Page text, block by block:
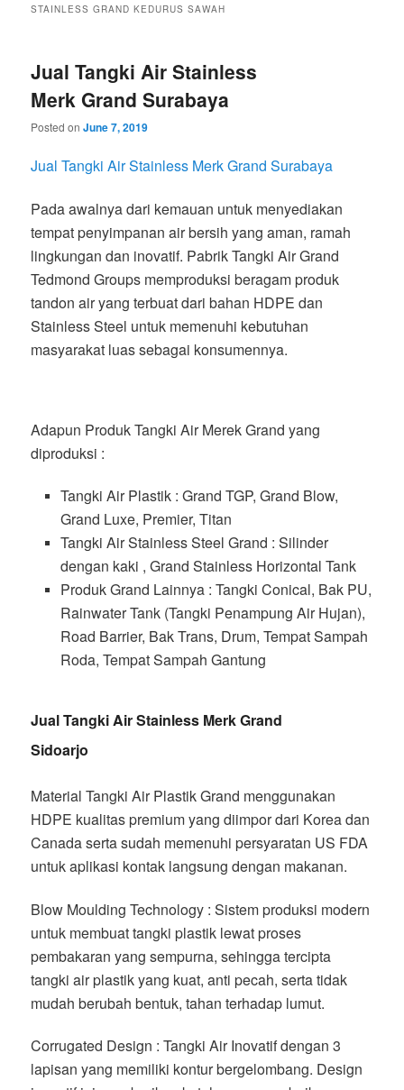
STAINLESS GRAND KEDURUS SAWAH
Jual Tangki Air Stainless
Merk Grand Surabaya
Posted onJune 7, 2019
Jual Tangki Air Stainless Merk Grand Surabaya
Pada awalnya dari kemauan untuk menyediakan
tempat penyimpanan air bersih yang aman, ramah
lingkungan dan inovatif. Pabrik Tangki Air Grand
Tedmond Groups memproduksi beragam produk
tandon air yang terbuat dari bahan HDPE dan
Stainless Steel untuk memenuhi kebutuhan
masyarakat luas sebagai konsumennya.
Adapun Produk Tangki Air Merek Grand yang
diproduksi :
Tangki Air Plastik : Grand TGP, Grand Blow,
Grand Luxe, Premier, Titan
Tangki Air Stainless Steel Grand : Silinder
dengan kaki , Grand Stainless Horizontal Tank
Produk Grand Lainnya : Tangki Conical, Bak PU,
Rainwater Tank (Tangki Penampung Air Hujan),
Road Barrier, Bak Trans, Drum, Tempat Sampah
Roda, Tempat Sampah Gantung
Jual Tangki Air Stainless Merk Grand
Sidoarjo
Material Tangki Air Plastik Grand menggunakan
HDPE kualitas premium yang diimpor dari Korea dan
Canada serta sudah memenuhi persyaratan US FDA
untuk aplikasi kontak langsung dengan makanan.
Blow Moulding Technology : Sistem produksi modern
untuk membuat tangki plastik lewat proses
pembakaran yang sempurna, sehingga tercipta
tangki air plastik yang kuat, anti pecah, serta tidak
mudah berubah bentuk, tahan terhadap lumut.
Corrugated Design : Tangki Air Inovatif dengan 3
lapisan yang memiliki kontur bergelombang. Design